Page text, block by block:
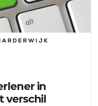
in
verschil